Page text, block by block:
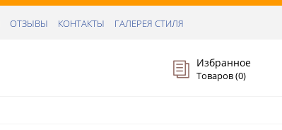
ОТЗЫВЫ КОНТАКТЫ ГАЛЕРЕЯ СТИЛЯ
Избранное
Товаров (0)